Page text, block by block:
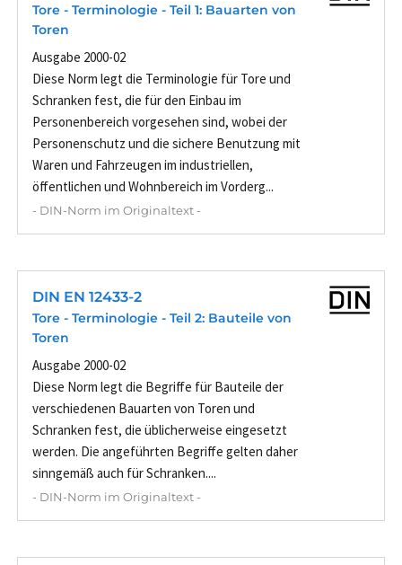
Tore - Terminologie - Teil 1: Bauarten von
Toren
Ausgabe 2000-02
Diese Norm legt die Terminologie für Tore und
Schranken fest, die für den Einbau im
Personenbereich vorgesehen sind, wobei der
Personenschutz und die sichere Benutzung mit
Waren und Fahrzeugen im industriellen,
öffentlichen und Wohnbereich im Vorderg...
- DIN-Norm im Originaltext -
DIN EN 12433-2
Tore - Terminologie - Teil 2: Bauteile von
Toren
Ausgabe 2000-02
Diese Norm legt die Begriffe für Bauteile der
verschiedenen Bauarten von Toren und
Schranken fest, die üblicherweise eingesetzt
werden. Die angeführten Begriffe gelten daher
sinngemäß auch für Schranken....
- DIN-Norm im Originaltext -